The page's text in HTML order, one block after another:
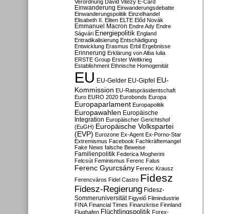
Verordnung Dávid Vitézy E-Card
Einwanderung Einwanderungsdebatte
Einwanderungspolitik Einzelhandel
Elisabeth II. Eliten ELTE Előd Novák
Emmanuel Macron Endre Ady Endre
Ságvári Energiepolitik England
Entradikalisierung Entschädigung
Entwicklung Erasmus Erbil Ergebnisse
Erinnerung Erklärung von Alba Iulia
ERSTE Group Erster Weltkrieg
Establishment Ethnische Homogenität
EU EU-Gelder EU-Gipfel EU-
Kommission EU-Ratspräsidentschaft
Euro EURO 2020 Eurobonds Europa
Europaparlament Europapolitik
Europawahlen Europäische
Integration Europäischer Gerichtshof
(EuGH) Europäische Volkspartei
(EVP) Eurozone Ex-Agent Ex-Porno-Star
Extremismus Facebook Fachkräftemangel
Fake News falsche Beweise
Familienpolitik Federica Mogherini
Felcsút Feminismus Ferenc Falus
Ferenc Gyurcsány Ferenc Krausz
Ferencváros Fidel Castro Fidesz
Fidesz-Regierung Fidesz-
Sommeruniversität Figyelő Filmindustrie
FINA Financial Times Finanzkrise Finnland
Flughafen Flüchtlingspolitik Forex-